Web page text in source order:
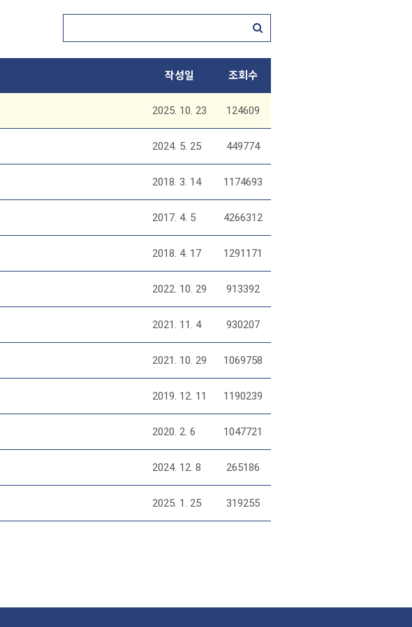
작성일 조회수
2025. 10. 23 124609
2024. 5. 25 449774
2018. 3. 14 1174693
2017. 4. 5 4266312
2018. 4. 17 1291171
2022. 10. 29 913392
2021. 11. 4 930207
2021. 10. 29 1069758
2019. 12. 11 1190239
2020. 2. 6 1047721
2024. 12. 8 265186
2025. 1. 25 319255